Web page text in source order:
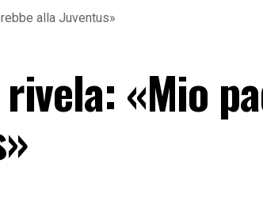
alla Juventus»
«Mio